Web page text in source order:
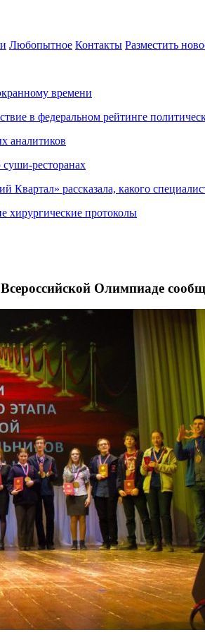
Любопытное Контакты Разместить
времени
в федеральном рейтинге
аналитиков
ресторанах
Квартал» рассказала, какого
хирургические протоколы
Олимпиаде